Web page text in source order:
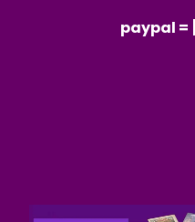
paypal =